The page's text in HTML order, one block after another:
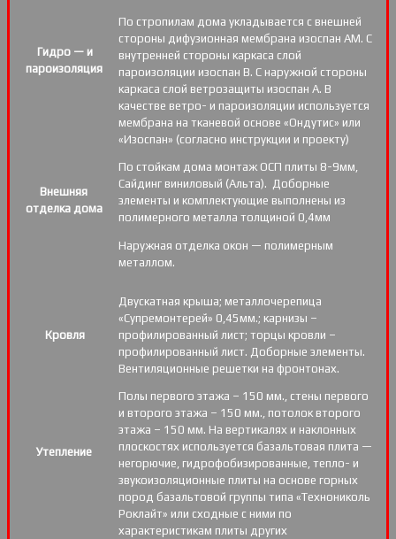
Гидро — и
пароизоляция
По стропилам дома укладывается с внешней
стороны дифузионная мембрана изоспан АМ. С
внутренней стороны каркаса слой
пароизоляции изоспан В. С наружной стороны
каркаса слой ветрозащиты изоспан А. В
качестве ветро- и пароизоляции используется
мембрана на тканевой основе «Ондутис» или
«Изоспан» (согласно инструкции и проекту)
Внешняя
отделка дома
По стойкам дома монтаж ОСП плиты 8-9мм,
Сайдинг виниловый (Альта). Доборные
элементы и комплектующие выполнены из
полимерного металла толщиной 0,4мм
Наружная отделка окон — полимерным
металлом.
Кровля
Двускатная крыша; металлочерепица
«Супремонтерей» 0,45мм.; карнизы –
профилированный лист; торцы кровли –
профилированный лист. Доборные элементы.
Вентиляционные решетки на фронтонах.
Утепление
Полы первого этажа – 150 мм., стены первого
и второго этажа – 150 мм., потолок второго
этажа – 150 мм. На вертикалях и наклонных
плоскостях используется базальтовая плита —
негорючие, гидрофобизированные, тепло- и
звукоизоляционные плиты на основе горных
пород базальтовой группы типа «Технониколь
Роклайт» или сходные с ними по
характеристикам плиты других